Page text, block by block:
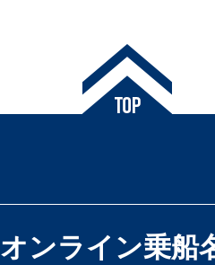
オンライン乗船